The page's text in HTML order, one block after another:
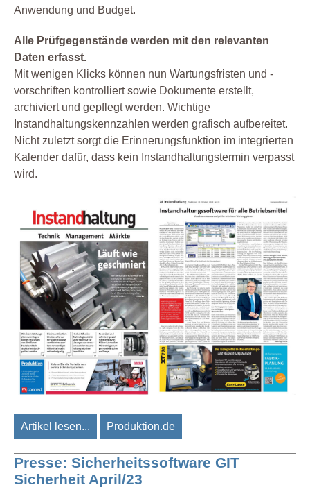
Anwendung und Budget.
Alle Prüfgegenstände werden mit den relevanten
Daten erfasst.
Mit wenigen Klicks können nun Wartungsfristen und -
vorschriften kontrolliert sowie Dokumente erstellt,
archiviert und gepflegt werden. Wichtige
Instandhaltungskennzahlen werden grafisch aufbereitet.
Nicht zuletzt sorgt die Erinnerungsfunktion im integrierten
Kalender dafür, dass kein Instandhaltungstermin verpasst
wird.
Artikel lesen... Produktion.de
Presse: Sicherheitssoftware GIT
Sicherheit April/23